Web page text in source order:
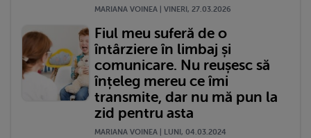
MARIANA VOINEA | VINERI, 27.03.2026
Fiul meu suferă de o
întârziere în limbaj și
comunicare. Nu reușesc să
înțeleg mereu ce îmi
transmite, dar nu mă pun la
zid pentru asta
MARIANA VOINEA | LUNI, 04.03.2024